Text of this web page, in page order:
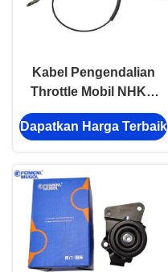
Kabel Pengendalian
Throttle Mobil NHKR
8-94416326 Bagian
Seri Drive
Dapatkan Harga Terbaik